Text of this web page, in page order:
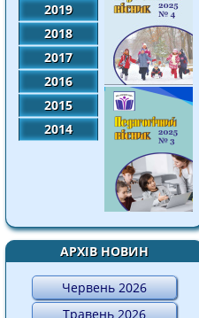
2019
2018
2017
2016
2015
2014
АРХІВ НОВИН
Червень 2026
Травень 2026